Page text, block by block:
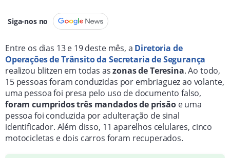
Siga-nos no
Entre os dias 13 e 19 deste mês, a Diretoria de
Operações de Trânsito da Secretaria de Segurança
realizou blitzen em todas aszonas de Teresina. Ao todo,
15 pessoas foram conduzidas por embriaguez ao volante,
uma pessoa foi presa pelo uso de documento falso,
foram cumpridos três mandados de prisãoe uma
pessoa foi conduzida por adulteração de sinal
identificador. Além disso, 11 aparelhos celulares, cinco
motocicletas e dois carros foram recuperados.